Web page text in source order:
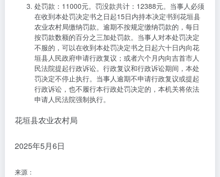
处罚款：11000元。罚没款共计：12388元。当事人必须
在收到本处罚决定书之日起15日内持本决定书到花垣县
农业农村局缴纳罚款。逾期不按规定缴纳罚款的，每日
按罚款数额的百分之三加处罚款。当事人对本处罚决定
不服的，可以在收到本处罚决定书之日起六十日内向花
垣县人民政府申请行政复议；或者六个月内向吉首市人
民法院提起行政诉讼。行政复议和行政诉讼期间，本处
罚决定不停止执行。当事人逾期不申请行政复议或提起
行政诉讼，也不履行本行政处罚决定的，本机关将依法
申请人民法院强制执行。
花垣县农业农村局
2025年5月6日
来源：